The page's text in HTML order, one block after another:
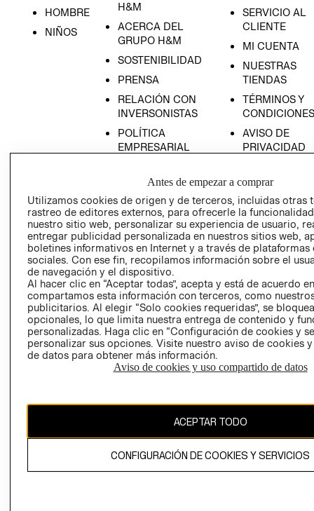
HOMBRE
NIÑOS
H&M
ACERCA DEL
GRUPO H&M
SOSTENIBILIDAD
PRENSA
RELACIÓN CON
INVERSONISTAS
POLÍTICA
EMPRESARIAL
SERVICIO AL
CLIENTE
MI CUENTA
NUESTRAS
TIENDAS
TÉRMINOS Y
CONDICIONES
AVISO DE
PRIVACIDAD
AVISO DE
COOKIES
LIBRO DE
Ecuador ($)
CAMBIAR REGIÓN
El contenido de esta página web está protegido por copyright y es
Antes de empezar a comprar
Utilizamos cookies de origen y de terceros, incluidas otras
rastreo de editores externos, para ofrecerle la
nuestro sitio web, personalizar su experiencia de usuario,
entregar publicidad personalizada en nuestros sitios web,
boletines informativos en Internet y a través de plataformas
sociales. Con ese fin, recopilamos información sobre el
de navegación y el dispositivo.
Al hacer clic en “Aceptar todas”, acepta y está de acuerdo
compartamos esta información con terceros, como
publicitarios. Al elegir “Solo cookies requeridas”, se
opcionales, lo que limita nuestra entrega de contenido y
personalizadas. Haga clic en “Configuración de cookies y
personalizar sus opciones. Visite nuestro aviso de cookies
de datos para obtener más información.
Aviso de cookies y uso compartido de datos
ACEPTAR TODO
CONFIGURACIÓN DE COOKIES Y SERVICIOS